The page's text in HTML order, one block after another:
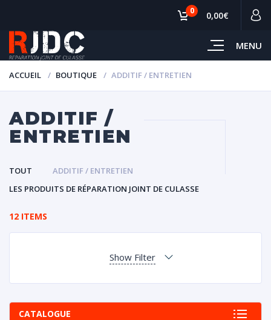
MENU
0 0,00€
ACCUEIL BOUTIQUE ADDITIF / ENTRETIEN
ADDITIF /
ENTRETIEN
TOUT
ADDITIF / ENTRETIEN
LES PRODUITS DE RÉPARATION JOINT DE CULASSE
12 ITEMS
Show Filter
CATALOGUE